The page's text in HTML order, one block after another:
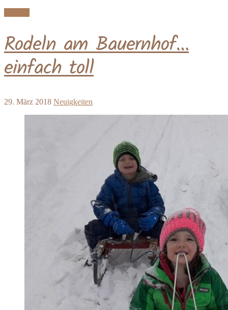
Rodeln am Bauernhof…
einfach toll
29. März 2018 Neuigkeiten